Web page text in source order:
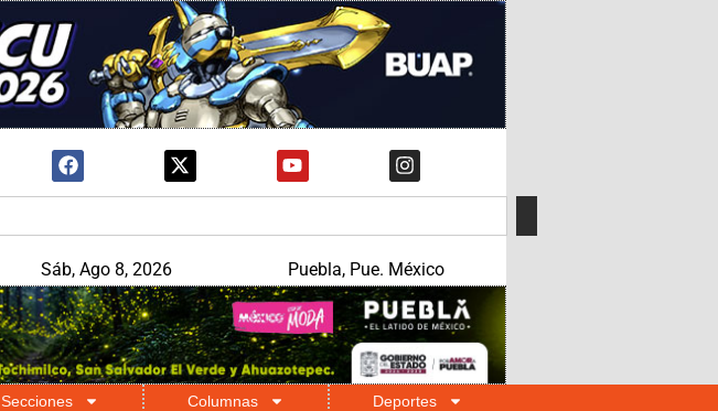
Sáb, Ago 8, 2026 Puebla, Pue. México
Secciones Columnas Deportes